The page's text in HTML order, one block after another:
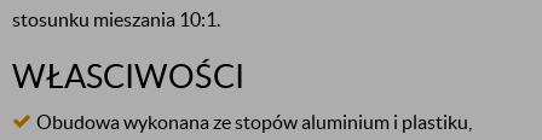
stosunku mieszania 10:1.
WŁASCIWOŚCI
Obudowa wykonana ze stopów aluminium i plastiku,